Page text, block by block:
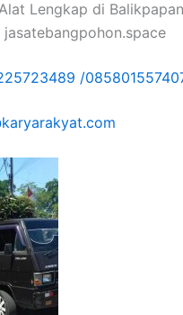
Lengkap di
jasatebangpohon.space
/